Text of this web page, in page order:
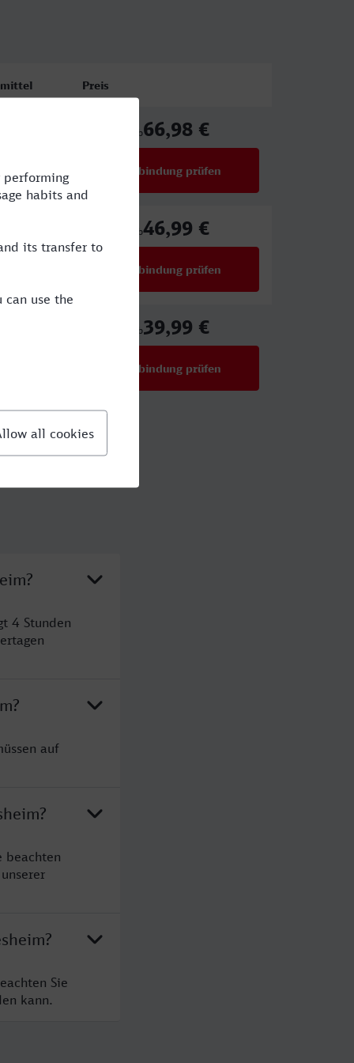
Preis
ab66,98 €
Verbindung prüfen
ab46,99 €
Verbindung prüfen
ab39,99 €
Verbindung prüfen
4 Stunden
auf
beachten
Sie
kann.